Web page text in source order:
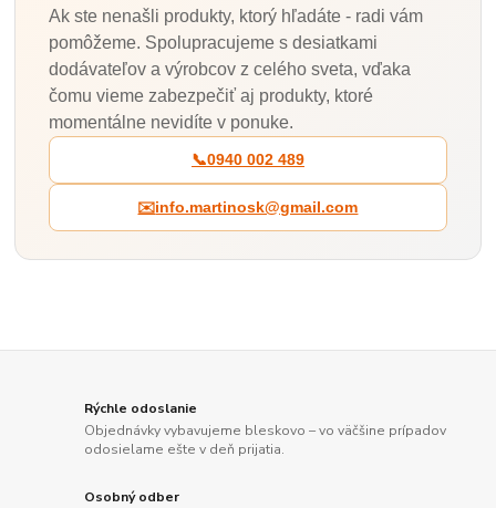
Ak ste nenašli produkty, ktorý hľadáte - radi vám
pomôžeme. Spolupracujeme s desiatkami
dodávateľov a výrobcov z celého sveta, vďaka
čomu vieme zabezpečiť aj produkty, ktoré
momentálne nevidíte v ponuke.
📞0940 002 489
✉️info.martinosk@gmail.com
Rýchle odoslanie
Objednávky vybavujeme bleskovo – vo väčšine prípadov
odosielame ešte v deň prijatia.
Osobný odber